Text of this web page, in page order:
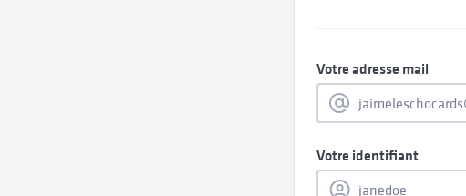
Votre adresse mail
Votre identifiant